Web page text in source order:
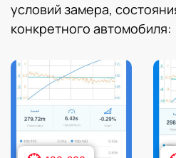
условий замера,
конкретного автомобиля: